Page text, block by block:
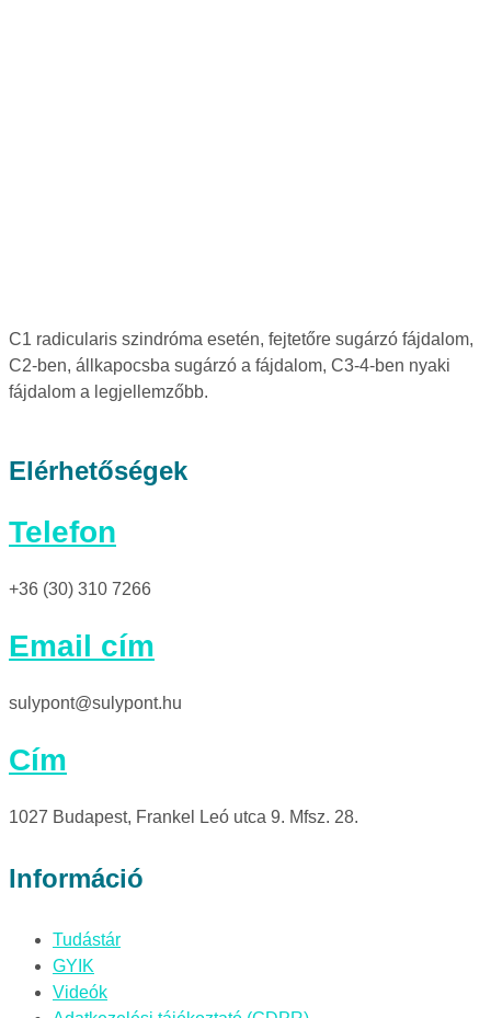
C1 radicularis szindróma esetén, fejtetőre sugárzó fájdalom,
C2-ben, állkapocsba sugárzó a fájdalom, C3-4-ben nyaki
fájdalom a legjellemzőbb.
Elérhetőségek
Telefon
+36 (30) 310 7266
Email cím
sulypont@sulypont.hu
Cím
1027 Budapest, Frankel Leó utca 9. Mfsz. 28.
Információ
Tudástár
GYIK
Videók